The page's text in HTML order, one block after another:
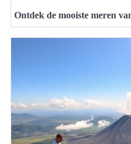
Ontdek de mooiste meren